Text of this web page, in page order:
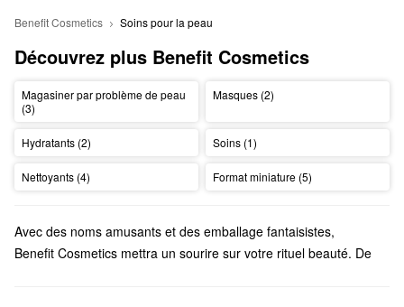
Benefit Cosmetics Soins pour la peau
Découvrez plus Benefit Cosmetics
Magasiner par problème de peau
(3)
Masques (2)
Hydratants (2) Soins (1)
Nettoyants (4) Format miniature (5)
Avec des noms amusants et des emballage fantaisistes,
Benefit Cosmetics mettra un sourire sur votre rituel beauté. De